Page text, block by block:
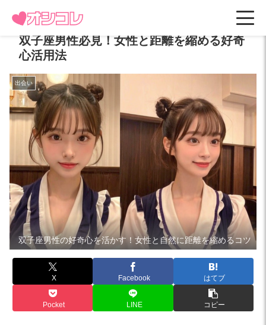
双子座男性必見！女性と距離を縮める好奇
心活用法
出会い
双子座男性の好奇心を活かす！女性と自然に距離を縮めるコツ
X Facebook はてブ
Pocket LINE コピー